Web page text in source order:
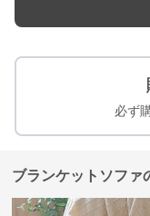
必ず
ブランケットソファ